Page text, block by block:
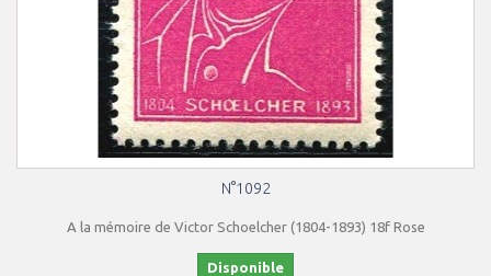
N°1092
A la mémoire de Victor Schoelcher (1804-1893) 18f Rose
Disponible